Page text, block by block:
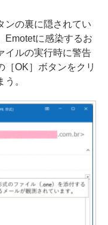
の裏に隠されてい
Emotetに感染するお
イルの実行時に警告
［OK］ボタンをクリ
。